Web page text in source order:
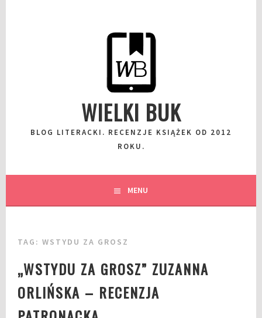
WIELKI BUK
BLOG LITERACKI. RECENZJE KSIĄŻEK OD 2012
ROKU.
MENU
TAG:WSTYDU ZA GROSZ
„WSTYDU ZA GROSZ” ZUZANNA
ORLIŃSKA – RECENZJA